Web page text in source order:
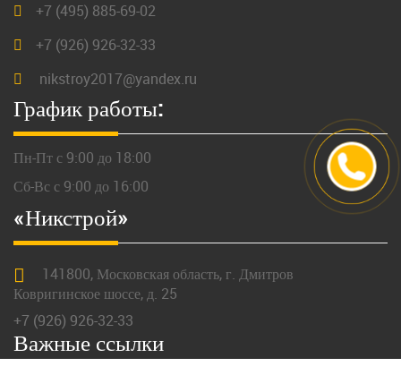
+7 (495) 885-69-02
+7 (926) 926-32-33
nikstroy2017@yandex.ru
График работы:
Пн-Пт с 9:00 до 18:00
Сб-Вс с 9:00 до 16:00
«Никстрой»
141800, Московская область, г. Дмитров
Ковригинское шоссе, д. 25
+7 (926) 926-32-33
Важные ссылки